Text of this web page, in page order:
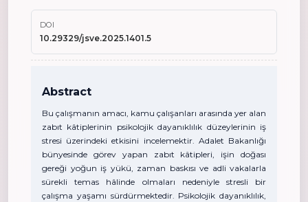
DOI
10.29329/jsve.2025.1401.5
Abstract
Bu çalışmanın amacı, kamu çalışanları arasında yer alan
zabıt kâtiplerinin psikolojik dayanıklılık düzeylerinin iş
stresi üzerindeki etkisini incelemektir. Adalet Bakanlığı
bünyesinde görev yapan zabıt kâtipleri, işin doğası
gereği yoğun iş yükü, zaman baskısı ve adli vakalarla
sürekli temas hâlinde olmaları nedeniyle stresli bir
çalışma yaşamı sürdürmektedir. Psikolojik dayanıklılık,